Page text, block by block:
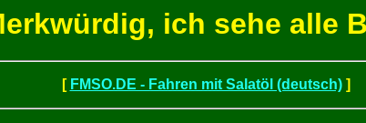
ich sehe alle
[ FMSO.DE - Fahren mit Salatöl (deutsch)]